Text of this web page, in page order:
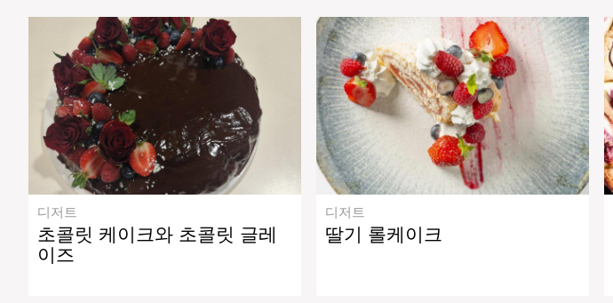
디저트
초콜릿 케이크와 초콜릿 글레
이즈
디저트
딸기 롤케이크